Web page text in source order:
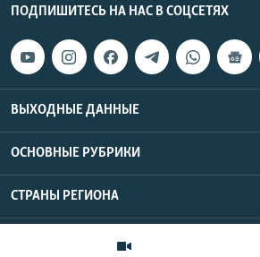
ПОДПИШИТЕСЬ НА НАС В СОЦСЕТЯХ
ВЫХОДНЫЕ ДАННЫЕ
ОСНОВНЫЕ РУБРИКИ
СТРАНЫ РЕГИОНА
Азаттык Азия © 2026 RFE/RL, Inc.